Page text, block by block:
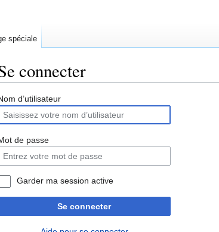
connecter
d’utilisateur
de passe
Garder ma session active
Se connecter
spéciale